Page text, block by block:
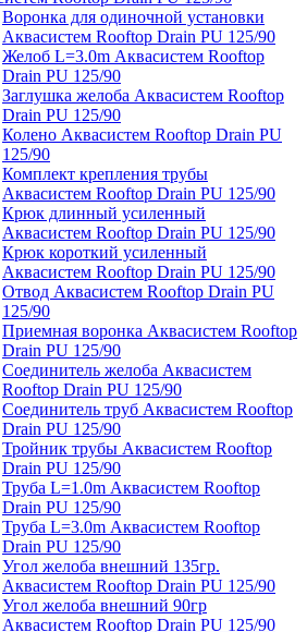
Воронка для одиночной установки
Аквасистем Rooftop Drain PU 125/90
Желоб L=3.0m Аквасистем Rooftop
Drain PU 125/90
Заглушка желоба Аквасистем Rooftop
Drain PU 125/90
Колено Аквасистем Rooftop Drain PU
125/90
Комплект крепления трубы
Аквасистем Rooftop Drain PU 125/90
Крюк длинный усиленный
Аквасистем Rooftop Drain PU 125/90
Крюк короткий усиленный
Аквасистем Rooftop Drain PU 125/90
Отвод Аквасистем Rooftop Drain PU
125/90
Приемная воронка Аквасистем Rooftop
Drain PU 125/90
Соединитель желоба Аквасистем
Rooftop Drain PU 125/90
Соединитель труб Аквасистем Rooftop
Drain PU 125/90
Тройник трубы Аквасистем Rooftop
Drain PU 125/90
Труба L=1.0m Аквасистем Rooftop
Drain PU 125/90
Труба L=3.0m Аквасистем Rooftop
Drain PU 125/90
Угол желоба внешний 135гр.
Аквасистем Rooftop Drain PU 125/90
Угол желоба внешний 90гр
Аквасистем Rooftop Drain PU 125/90